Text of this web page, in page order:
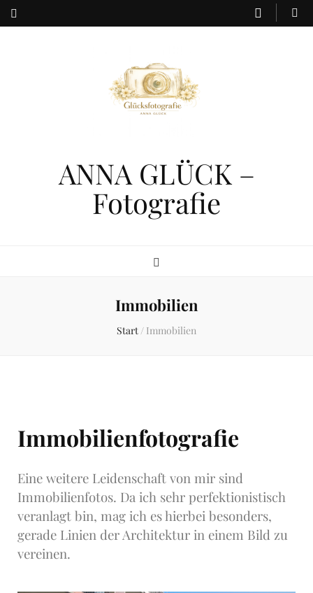
ANNA GLÜCK –
Fotografie
Immobilien
Start/ Immobilien
Immobilienfotografie
Eine weitere Leidenschaft von mir sind
Immobilienfotos. Da ich sehr perfektionistisch
veranlagt bin, mag ich es hierbei besonders,
gerade Linien der Architektur in einem Bild zu
vereinen.